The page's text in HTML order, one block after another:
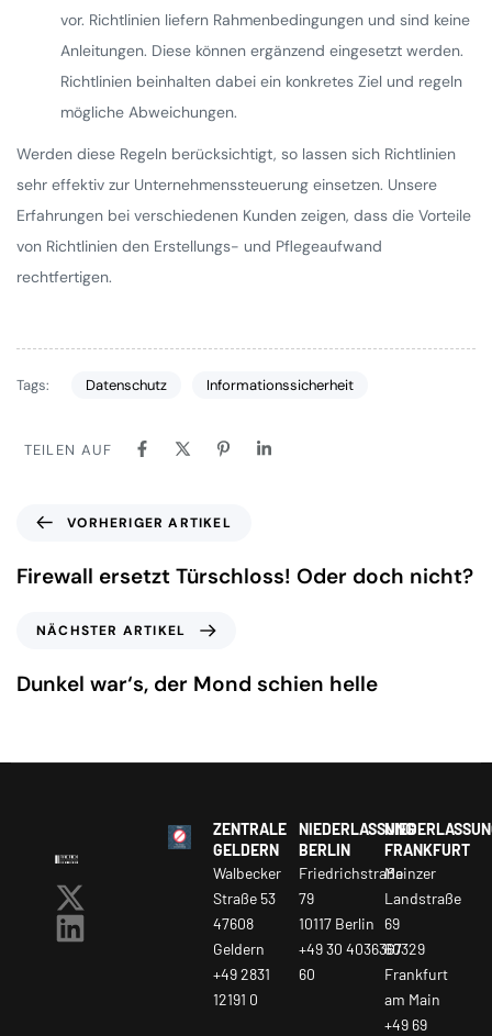
vor. Richtlinien liefern Rahmenbedingungen und sind keine
Anleitungen. Diese können ergänzend eingesetzt werden.
Richtlinien beinhalten dabei ein konkretes Ziel und regeln
mögliche Abweichungen.
Werden diese Regeln berücksichtigt, so lassen sich Richtlinien
sehr effektiv zur Unternehmenssteuerung einsetzen. Unsere
Erfahrungen bei verschiedenen Kunden zeigen, dass die Vorteile
von Richtlinien den Erstellungs- und Pflegeaufwand
rechtfertigen.
Tags: Datenschutz Informationssicherheit
TEILEN AUF
VORHERIGER ARTIKEL
Firewall ersetzt Türschloss! Oder doch nicht?
NÄCHSTER ARTIKEL
Dunkel war‘s, der Mond schien helle
ZENTRALE
GELDERN
Walbecker
Straße 53
47608
Geldern
+49 2831
12191 0
NIEDERLASSUNG
BERLIN
Friedrichstraße
79
10117 Berlin
+49 30 4036367
60
FRANKFURT
Mainzer
Landstraße
69
60329
Frankfurt
am Main
+49 69